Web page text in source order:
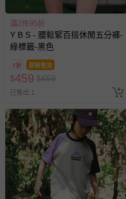
預購商品：預購為海外同
助取消退款事宜。
商品如因「價格、組合」
償。
滿2件95折
Y B S - 腰鬆緊百搭休閒五分褲-
綠標籤-黑色
7折 即將售完
$459 $659
已售出 1